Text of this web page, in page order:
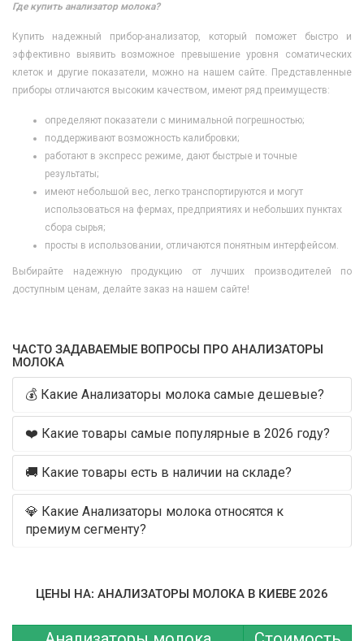
Где купить анализатор молока?
Купить надежный прибор-анализатор, который поможет быстро и
эффективно выявить возможное превышение уровня соматических
клеток и другие показатели, можно на нашем сайте. Представленные
приборы отличаются высоким качеством, имеют ряд преимуществ:
определяют показатели с минимальной погрешностью;
поддерживают возможность калибровки;
работают в экспресс режиме, дают быстрые и точные
результаты;
имеют небольшой вес, легко транспортируются и могут
использоваться на фермах, предприятиях и небольших пунктах
сбора сырья;
просты в использовании, отличаются понятным интерфейсом.
Выбирайте надежную продукцию от лучших производителей по
доступным ценам, делайте заказ на нашем сайте!
ЧАСТО ЗАДАВАЕМЫЕ ВОПРОСЫ ПРО АНАЛИЗАТОРЫ
МОЛОКА
💰 Какие Анализаторы молока самые дешевые?
❤️ Какие товары самые популярные в 2026 году?
🚚 Какие товары есть в наличии на складе?
💎 Какие Анализаторы молока относятся к
премиум сегменту?
ЦЕНЫ НА: АНАЛИЗАТОРЫ МОЛОКА В КИЕВЕ 2026